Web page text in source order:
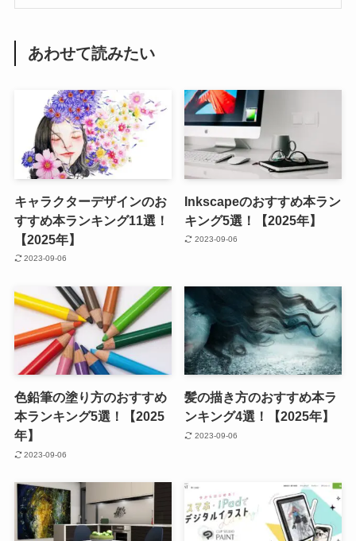
あわせて読みたい
キャラクターデザインのお
すすめ本ランキング11選！
【2025年】
2023-09-06
Inkscapeのおすすめ本ラン
キング5選！【2025年】
2023-09-06
色鉛筆の塗り方のおすすめ
本ランキング5選！【2025
年】
2023-09-06
髪の描き方のおすすめ本ラ
ンキング4選！【2025年】
2023-09-06